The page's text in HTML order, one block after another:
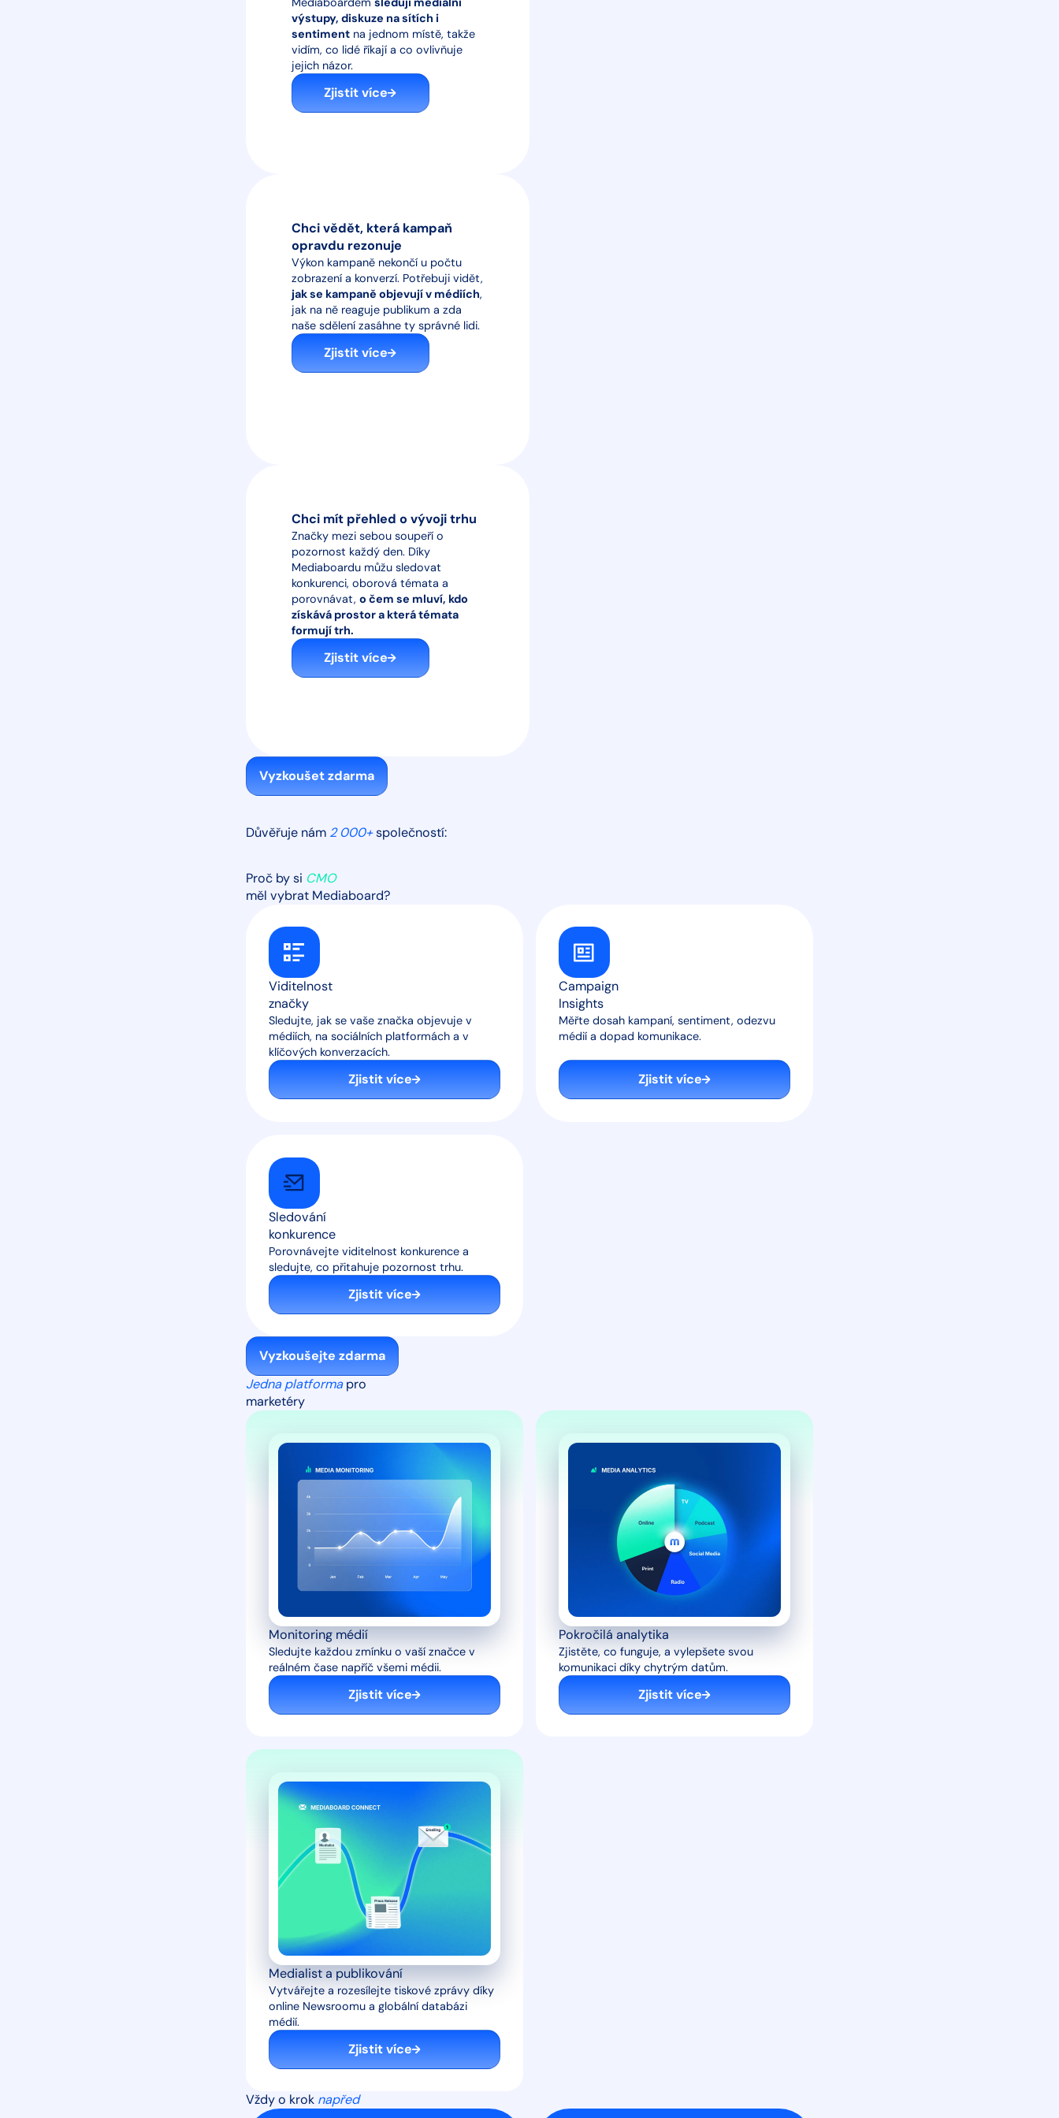
výstupy, diskuze na sítích i
sentimentna jednom místě, takže
vidím, co lidé říkají a co ovlivňuje
jejich názor.
Zjistit více
Chci vědět, která kampaň
opravdu rezonuje
Výkon kampaně nekončí u počtu
zobrazení a konverzí. Potřebuji vidět,
jak se kampaně objevují v médiích,
jak na ně reaguje publikum a zda
naše sdělení zasáhne ty správné lidi.
Zjistit více
Chci mít přehled o vývoji trhu
Značky mezi sebou soupeří o
pozornost každý den. Díky
Mediaboardu můžu sledovat
konkurenci, oborová témata a
porovnávat, o čem se mluví, kdo
získává prostor a která témata
formují trh.
Zjistit více
Vyzkoušet zdarma
Důvěřuje nám 2 000+společností:
Proč by si CMO
měl vybrat Mediaboard?
Viditelnost
značky
Sledujte, jak se vaše značka objevuje v
médiích, na sociálních platformách a v
klíčových konverzacích.
Zjistit více
Campaign
Insights
Měřte dosah kampaní, sentiment, odezvu
médií a dopad komunikace.
Zjistit více
Sledování
konkurence
Porovnávejte viditelnost konkurence a
sledujte, co přitahuje pozornost trhu.
Zjistit více
Vyzkoušejte zdarma
Jedna platformapro
marketéry
Monitoring médií
Sledujte každou zmínku o vaší značce v
reálném čase napříč všemi médii.
Zjistit více
Pokročilá analytika
Zjistěte, co funguje, a vylepšete svou
komunikaci díky chytrým datům.
Zjistit více
Medialist a publikování
Vytvářejte a rozesílejte tiskové zprávy díky
online Newsroomu a globální databázi
médií.
Zjistit více
Vždy o krok napřed